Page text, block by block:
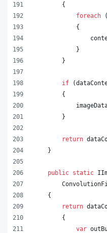
{
foreach
(
{
}
}
if (
{
}
return
}
public static
{
return
{
var